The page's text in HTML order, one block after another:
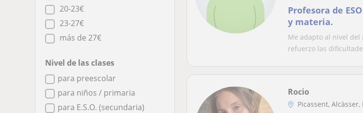
20-23€
23-27€
más de 27€
Nivel de las clases
para preescolar
para niños / primaria
para E.S.O. (secundaria)
Profesora de
y materia.
Me adapto al nivel del
refuerzo las
Rocio
Picassent,